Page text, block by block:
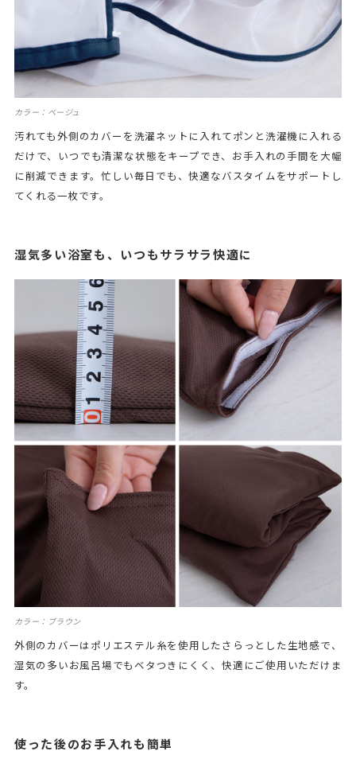
カラー：ベージュ
汚れても外側のカバーを洗濯ネットに入れてポンと洗濯機に入れる
だけで、いつでも清潔な状態をキープでき、お手入れの手間を大幅
に削減できます。忙しい毎日でも、快適なバスタイムをサポートし
てくれる一枚です。
湿気多い浴室も、いつもサラサラ快適に
カラー：ブラウン
外側のカバーはポリエステル糸を使用したさらっとした生地感で、
湿気の多いお風呂場でもベタつきにくく、快適にご使用いただけま
す。
使った後のお手入れも簡単